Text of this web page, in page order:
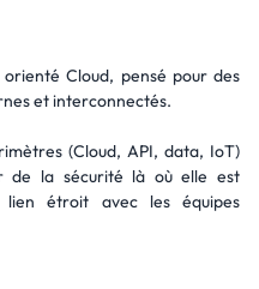
Cloud, pensé pour des
et interconnectés.
(Cloud, API, data, IoT)
de la sécurité là où elle est
lien étroit avec les équipes